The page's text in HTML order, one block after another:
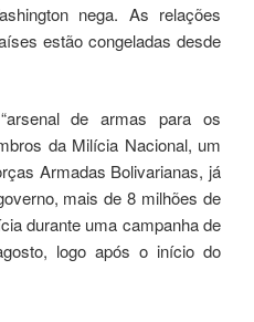
nega. As relações
estão congeladas desde
de armas para os
da Milícia Nacional, um
Armadas Bolivarianas, já
mais de 8 milhões de
durante uma campanha de
logo após o início do